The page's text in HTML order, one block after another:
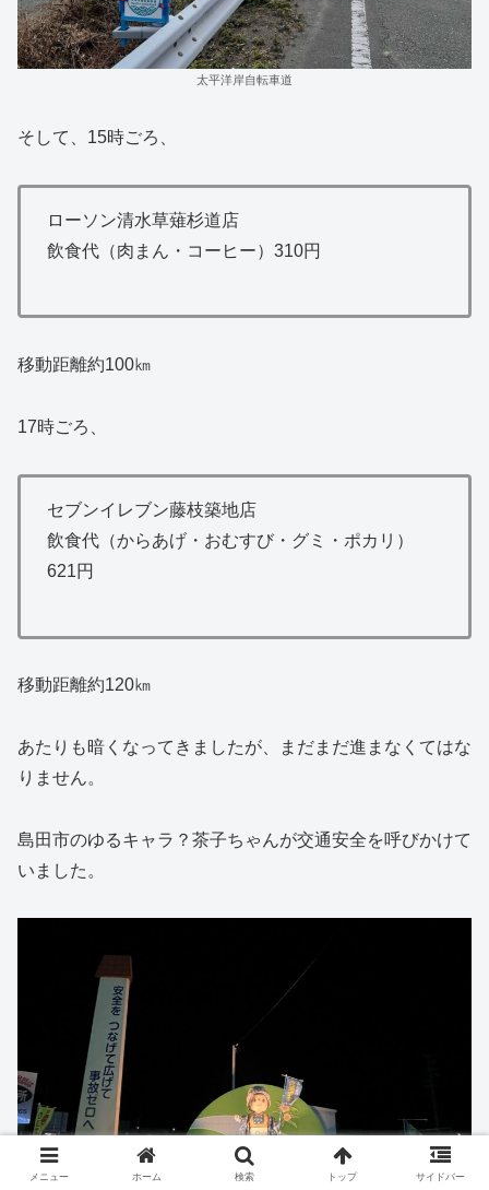
太平洋岸自転車道
そして、15時ごろ、
ローソン清水草薙杉道店
飲食代（肉まん・コーヒー）310円
移動距離約100㎞
17時ごろ、
セブンイレブン藤枝築地店
飲食代（からあげ・おむすび・グミ・ポカリ）
621円
移動距離約120㎞
あたりも暗くなってきましたが、まだまだ進まなくてはな
りません。
島田市のゆるキャラ？茶子ちゃんが交通安全を呼びかけて
いました。
メニュー ホーム 検索 トップ サイドバー